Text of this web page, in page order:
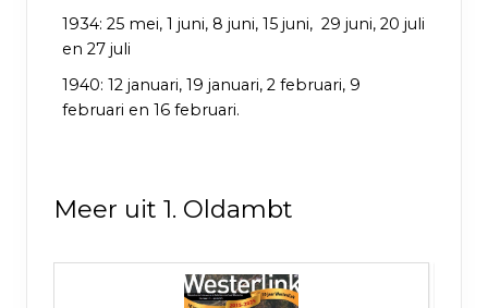
1934: 25 mei, 1 juni, 8 juni, 15 juni, 29 juni, 20 juli
en 27 juli
1940: 12 januari, 19 januari, 2 februari, 9
februari en 16 februari.
Meer uit 1. Oldambt